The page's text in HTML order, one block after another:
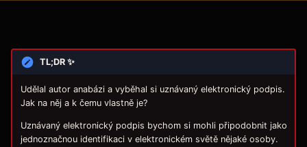
TL;DR ✨
Udělal autor anabázi a vyběhal si uznávaný elektronický podpis.
Jak na něj a k čemu vlastně je?
Uznávaný elektronický podpis bychom si mohli připodobnit jako
jednoznačnou identifikaci v elektronickém světě nějaké osoby.